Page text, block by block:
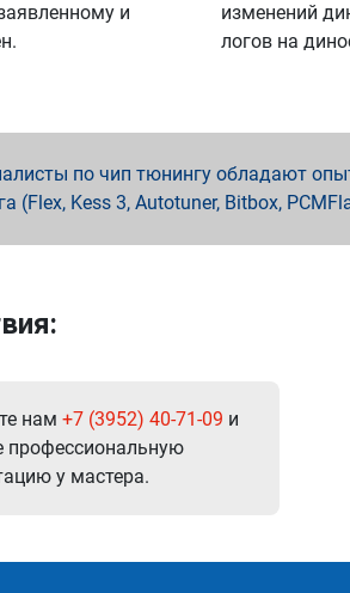
и
изменений
логов на
по чип тюнингу обладают
(Flex, Kess 3, Autotuner, Bitbox,
нам +7 (3952) 40-71-09 и
профессиональную
у мастера.